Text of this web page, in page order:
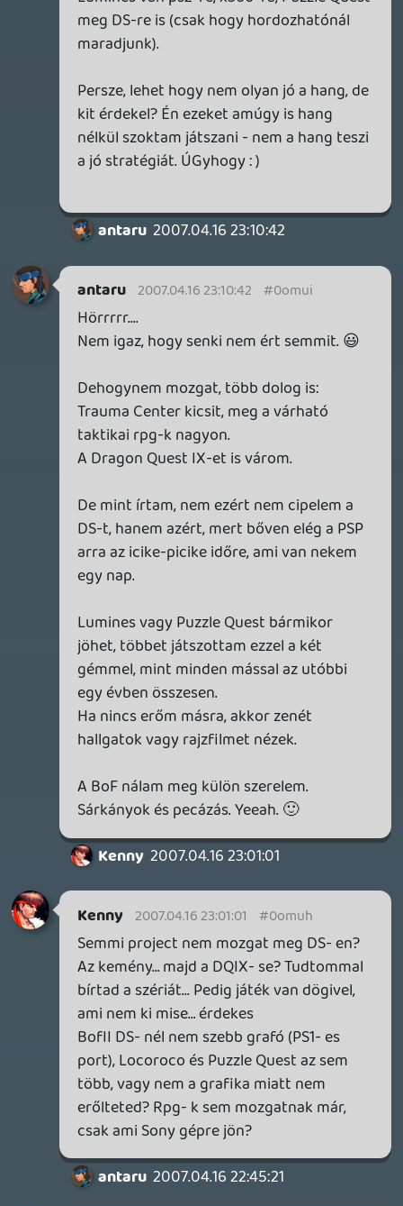
2007.04.16 22:45:21
2007.04.16 22:52:21
hiányolom a nekem tetsző játékokat, úgy
ánblokk, a psp kínálatából. : )
antaru 2007.04.16 22:45:21
Frászt, ánblokk.
A DS-sel az az egy baj, hogy megvettem és
Missionnél vagy valamelyik másik taktikai
rpg-nél előveszem, de lehet, hogy már
Látványosan figyelmen kívül hagyni a DS-
Az én kis szabadidőmben megválogatja az
ember, hogy melyik gépet pakolja be a
táskába és akkor már a multifunkcionális
PSP-t.
Ez nem von le a DS érdemeiből, de én csak
a saját magam nevében beszélek, a
többieké nem befolyásol és nem is nagyon
érdekel.
az eladási adatok követésével.
Mert én én vagyok és azt csinálom, amit a
legjobban szeretek. 😛
Oldern 2007.04.16 22:34:50
Oldern 2007.04.16 22:34:50 #0omua
Hordozható játékgép? Naná, DS.
Hordozható...emulálóparadicsom? : P
Hordozható...zenelejátszó, filmlejátszó?
Hordozható...médiacenter? Oké, felőlem
lehet a psp.
figyelmen kívül hagyni a ds-t, szerintem
😛
antaru 2007.04.16 22:28:17
antaru 2007.04.16 22:28:17 #0omu9
Csak így egybe:
A PSP (szerintem) a jelenlegi dzsenerésön
legjobb gépe, rengeteg funkciót ellát és
bárhová cipelhető, sőt, beépített HD-
tévéje van.
Ami miatt viszont ennyiszer feltűnik a
podcastokban, annak az oka az, hogy lovas
leginkább pécén lovagol, ghz - aki "a
legnagyobb" xboxos - nem ér rá
csütörtökön, hzx és én pedig jelenleg nem